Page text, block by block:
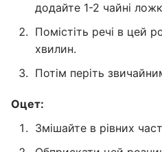
додайте 1-2 чайні
Помістіть речі в цей
хвилин.
Потім періть
Оцет:
Змішайте в рівних